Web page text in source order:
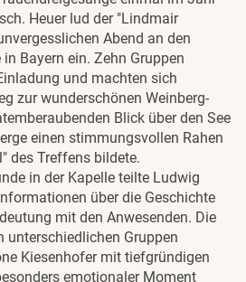
Heuer lud der "Lindmair
Abend an den
Bayern ein. Zehn Gruppen
und machten sich
zur wunderschönen Weinberg-
Blick über den See
einen stimmungsvollen Rahen
des Treffens bildete.
in der Kapelle teilte Ludwig
über die Geschichte
mit den Anwesenden. Die
unterschiedlichen Gruppen
Kiesenhofer mit tiefgründigen
emotionaler Moment